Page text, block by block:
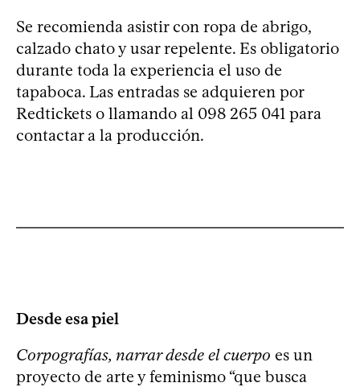
Se recomienda asistir con ropa de abrigo,
calzado chato y usar repelente. Es obligatorio
durante toda la experiencia el uso de
tapaboca. Las entradas se adquieren por
Redtickets o llamando al 098 265 041 para
contactar a la producción.
Desde esa piel
Corpografías, narrar desde el cuerpo es un
proyecto de arte y feminismo “que busca